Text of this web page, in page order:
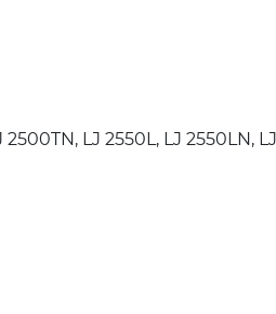
LJ 2550L, LJ 2550LN,